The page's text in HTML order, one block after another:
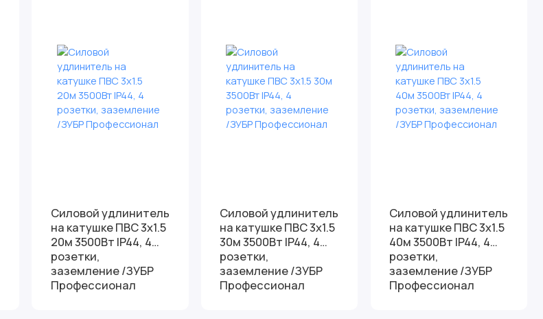
Силовой удлинитель
на катушке ПВС 3х1.5
20м 3500Вт IP44, 4
розетки,
заземление /ЗУБР
Профессионал
Силовой удлинитель
на катушке ПВС 3х1.5
30м 3500Вт IP44, 4
розетки,
заземление /ЗУБР
Профессионал
Силовой удлинитель
на катушке ПВС 3х1.5
40м 3500Вт IP44, 4
розетки,
заземление /ЗУБР
Профессионал